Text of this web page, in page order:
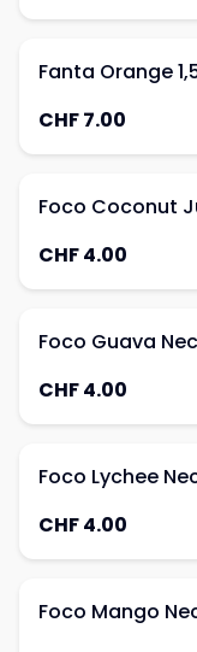
Fanta Orange
CHF 7.00
Foco Coconut
CHF 4.00
Foco Guava
CHF 4.00
Foco Lychee
CHF 4.00
Foco Mango